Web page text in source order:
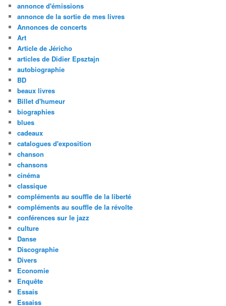
annonce d'émissions
annonce de la sortie de mes livres
Annonces de concerts
Art
Article de Jéricho
articles de Didier Epsztajn
autobiographie
BD
beaux livres
Billet d'humeur
biographies
blues
cadeaux
catalogues d'exposition
chanson
chansons
cinéma
classique
compléments au souffle de la liberté
compléments au souffle de la révolte
conférences sur le jazz
culture
Danse
Discographie
Divers
Economie
Enquête
Essais
Essaiss